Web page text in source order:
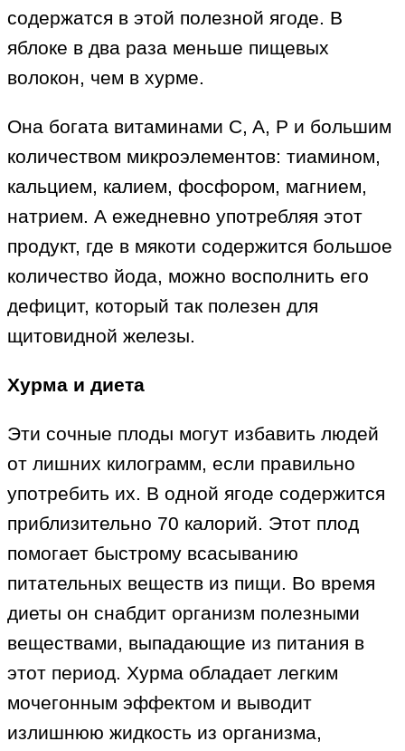
содержатся в этой полезной ягоде. В
яблоке в два раза меньше пищевых
волокон, чем в хурме.
Она богата витаминами C, A, P и большим
количеством микроэлементов: тиамином,
кальцием, калием, фосфором, магнием,
натрием. А ежедневно употребляя этот
продукт, где в мякоти содержится большое
количество йода, можно восполнить его
дефицит, который так полезен для
щитовидной железы.
Хурма и диета
Эти сочные плоды могут избавить людей
от лишних килограмм, если правильно
употребить их. В одной ягоде содержится
приблизительно 70 калорий. Этот плод
помогает быстрому всасыванию
питательных веществ из пищи. Во время
диеты он снабдит организм полезными
веществами, выпадающие из питания в
этот период. Хурма обладает легким
мочегонным эффектом и выводит
излишнюю жидкость из организма,